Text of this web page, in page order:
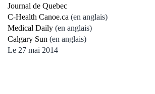
Journal de Quebec
C-Health Canoe.ca (en anglais)
Medical Daily (en anglais)
Calgary Sun (en anglais)
Le 27 mai 2014